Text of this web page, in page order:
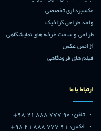
عکسبرداری تخصصی
واحد طراحی گرافیک
طراحی و ساخت غرفه های نمایشگاهی
آژانس عکس
فیلم های فرودگاهی
ارتباط با ما
تلفن: 90 777 888 21 98+
فکس: 91 777 888 21 98+